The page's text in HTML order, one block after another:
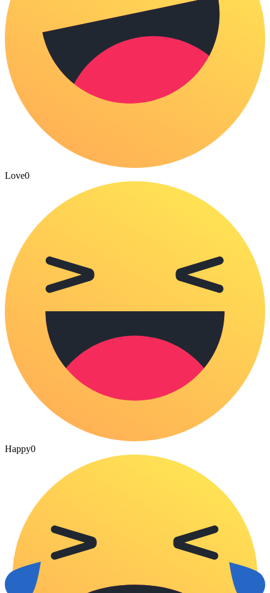
Love0
Happy0